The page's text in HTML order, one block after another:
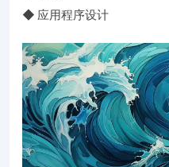
◆ 应用程序设计